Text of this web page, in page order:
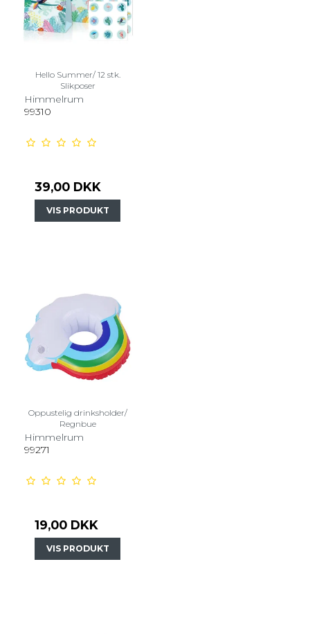
Hello Summer/ 12 stk.
Slikposer
Himmelrum
99310
39,00 DKK
VIS PRODUKT
Oppustelig drinksholder/
Regnbue
Himmelrum
99271
19,00 DKK
VIS PRODUKT